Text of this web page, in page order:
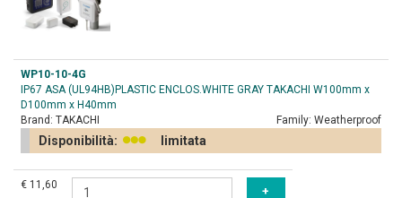
WP10-10-4G
IP67 ASA (UL94HB)PLASTIC ENCLOS.WHITE GRAY TAKACHI W100mm x
D100mm x H40mm
Brand: TAKACHI Family: Weatherproof
Disponibilità: limitata
€ 11,60